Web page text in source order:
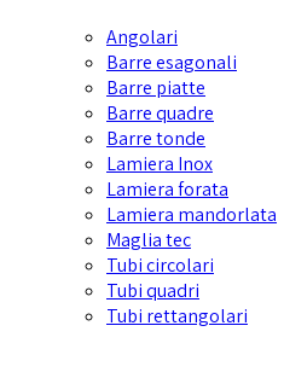
Angolari
Barre esagonali
Barre piatte
Barre quadre
Barre tonde
Lamiera Inox
Lamiera forata
Lamiera mandorlata
Maglia tec
Tubi circolari
Tubi quadri
Tubi rettangolari